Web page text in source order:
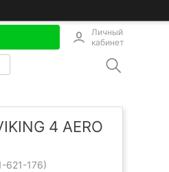
Личный
кабинет
4 AERO
621-176)